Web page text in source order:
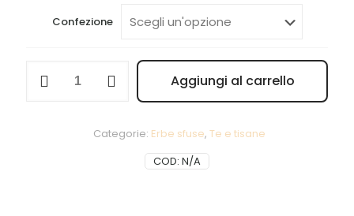
da
a
49,50
Confezione
quantità
Aggiungi al carrello
COD: N/A
Categorie: Erbe sfuse, Te e tisane